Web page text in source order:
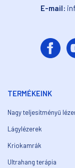
E-mail:
TERMÉKEINK
Nagy teljesítményű
Lágylézerek
Kriokamrák
Ultrahang terápia